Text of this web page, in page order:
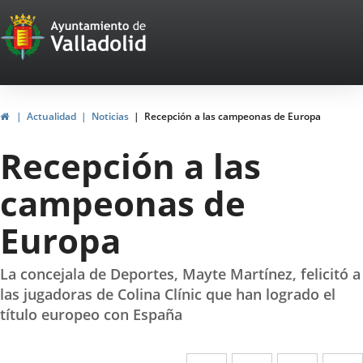
Portal
Web
del
Ayuntamiento
de
Valladolid
InicioActualidad Noticias Recepción a las campeonas de Europa
Recepción a las
campeonas de
Europa
La concejala de Deportes, Mayte Martínez, felicitó a
las jugadoras de Colina Clínic que han logrado el
título europeo con España